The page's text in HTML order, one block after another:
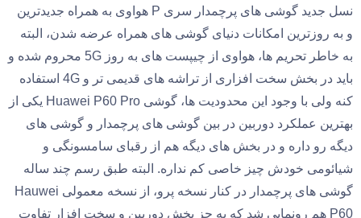
نسل جدید گوشی های پرچمدار سری P هواوی به همراه جدیدترین
و به روزترین امکانات دنیای گوشی های همراه عرضه شدن، البته
به خاطر تحریم ها، هواوی از چیپست های به روز 5G محروم شده و
باید در بخش سخت افزاری از تراشه های قدیمی تر و 4G استفاده
کنه ولی با وجود این محدودیت ها، گوشی Huawei P60 Pro یکی از
بهترین عملکرد دوربین در بین گوشی های پرچمدار و گوشی های
دیگه رو داره و در بخش های دیگه هم از رقبای سامسونگی و
شیائومی خودش چیز خاصی کم نداره. البته طبق رسم چند ساله
گوشی های پرچمدار در کنار نسخه پرو، از نسخه معمولی Hauwei
P60 هم رونمایی شد که به جز بخش دوربین و سخت افزار تفاوت